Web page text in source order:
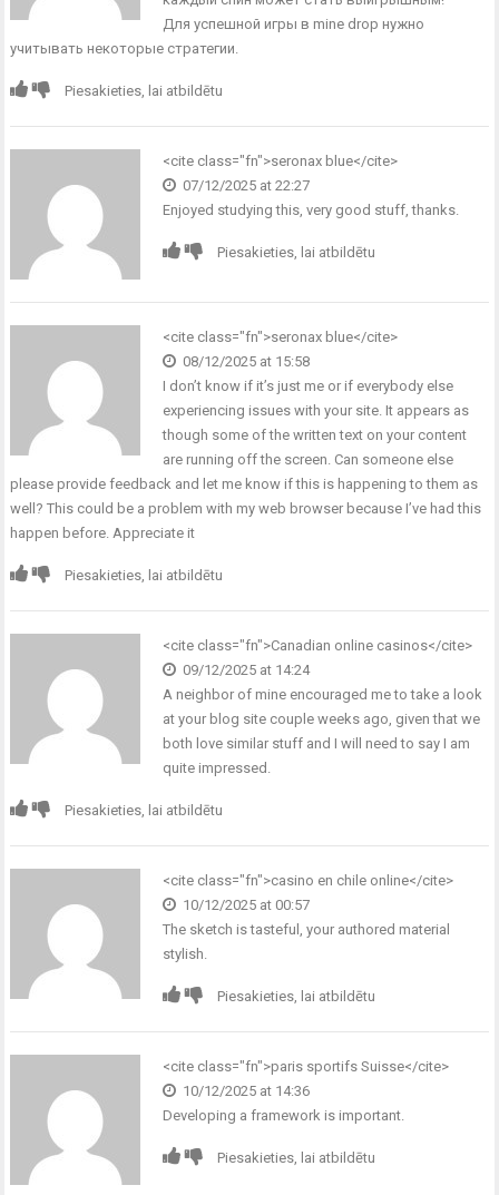
Для успешной игры в mine drop нужно
учитывать некоторые стратегии.
Piesakieties, lai atbildētu
<cite class="fn">seronax blue</cite>
07/12/2025 at 22:27
Enjoyed studying this, very good stuff, thanks.
Piesakieties, lai atbildētu
<cite class="fn">seronax blue</cite>
08/12/2025 at 15:58
I don’t know if it’s just me or if everybody else
experiencing issues with your site. It appears as
though some of the written text on your content
are running off the screen. Can someone else
please provide feedback and let me know if this is happening to them as
well? This could be a problem with my web browser because I’ve had this
happen before. Appreciate it
Piesakieties, lai atbildētu
<cite class="fn">Canadian online casinos</cite>
09/12/2025 at 14:24
A neighbor of mine encouraged me to take a look
at your blog site couple weeks ago, given that we
both love similar stuff and I will need to say I am
quite impressed.
Piesakieties, lai atbildētu
<cite class="fn">casino en chile online</cite>
10/12/2025 at 00:57
The sketch is tasteful, your authored material
stylish.
Piesakieties, lai atbildētu
<cite class="fn">paris sportifs Suisse</cite>
10/12/2025 at 14:36
Developing a framework is important.
Piesakieties, lai atbildētu